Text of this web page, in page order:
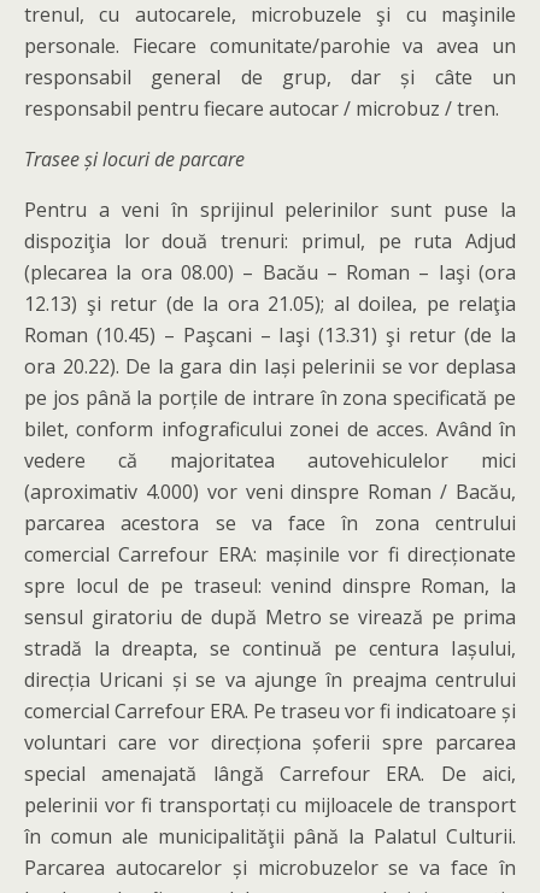
trenul, cu autocarele, microbuzele şi cu maşinile
personale. Fiecare comunitate/parohie va avea un
responsabil general de grup, dar și câte un
responsabil pentru fiecare autocar / microbuz / tren.
Trasee și locuri de parcare
Pentru a veni în sprijinul pelerinilor sunt puse la
dispoziţia lor două trenuri: primul, pe ruta Adjud
(plecarea la ora 08.00) – Bacău – Roman – Iaşi (ora
12.13) şi retur (de la ora 21.05); al doilea, pe relaţia
Roman (10.45) – Paşcani – Iaşi (13.31) şi retur (de la
ora 20.22). De la gara din Iași pelerinii se vor deplasa
pe jos până la porțile de intrare în zona specificată pe
bilet, conform infograficului zonei de acces. Având în
vedere că majoritatea autovehiculelor mici
(aproximativ 4.000) vor veni dinspre Roman / Bacău,
parcarea acestora se va face în zona centrului
comercial Carrefour ERA: mașinile vor fi direcționate
spre locul de pe traseul: venind dinspre Roman, la
sensul giratoriu de după Metro se virează pe prima
stradă la dreapta, se continuă pe centura Iașului,
direcția Uricani și se va ajunge în preajma centrului
comercial Carrefour ERA. Pe traseu vor fi indicatoare și
voluntari care vor direcționa șoferii spre parcarea
special amenajată lângă Carrefour ERA. De aici,
pelerinii vor fi transportați cu mijloacele de transport
în comun ale municipalităţii până la Palatul Culturii.
Parcarea autocarelor și microbuzelor se va face în